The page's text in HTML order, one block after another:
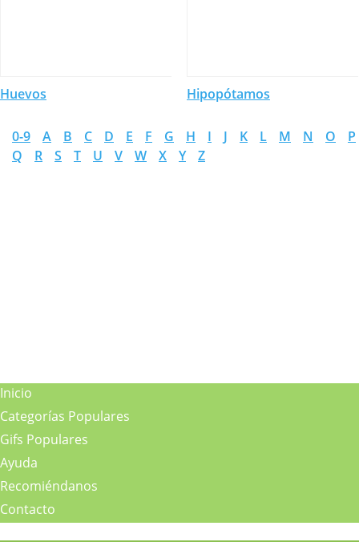
Huevos Hipopótamos
0-9 A B C D E F G H I J K L M N O
P
Q
R S T U V W X Y Z
Inicio
Categorías Populares
Gifs Populares
Ayuda
Recomiéndanos
Contacto